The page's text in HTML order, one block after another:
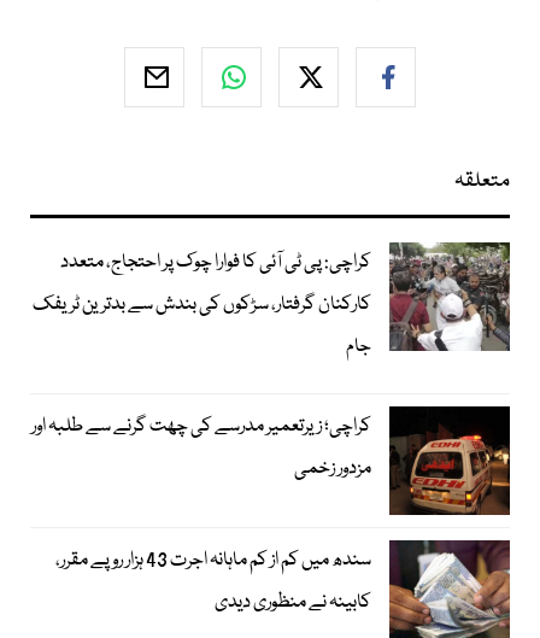
متعلقہ
کراچی: پی ٹی آئی کا فوارا چوک پر احتجاج، متعدد
کارکنان گرفتار، سڑکوں کی بندش سے بدترین ٹریفک
جام
کراچی؛ زیرتعمیر مدرسے کی چھت گرنے سے طلبہ اور
مزدور زخمی
سندھ میں کم از کم ماہانہ اجرت 43 ہزار روپے مقرر،
کابینہ نے منظوری دیدی